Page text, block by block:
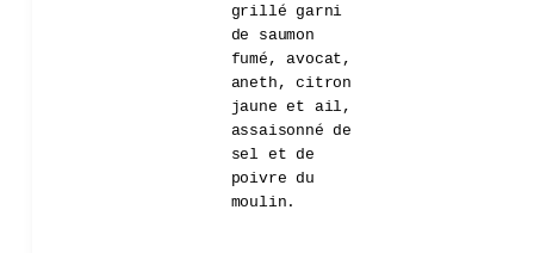
grillé garni
de saumon
fumé, avocat,
aneth, citron
jaune et ail,
assaisonné de
sel et de
poivre du
moulin.